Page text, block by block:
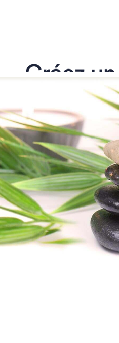
trans-personnel. zenergym
Panier